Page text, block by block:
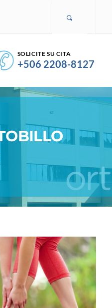
SOLICITE SU CITA
+506 2208-8127